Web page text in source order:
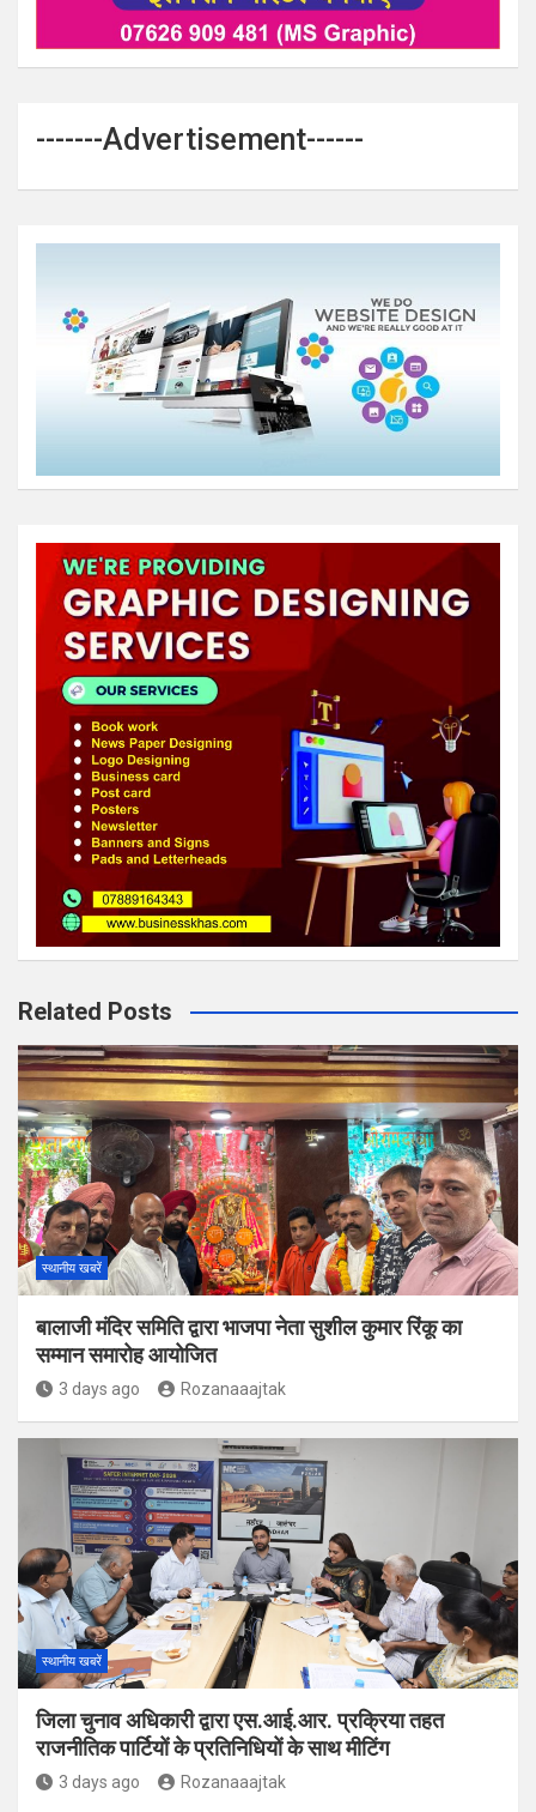
-------Advertisement------
Related Posts
स्थानीय खबरें
बालाजी मंदिर समिति द्वारा भाजपा नेता सुशील कुमार रिंकू का
सम्मान समारोह आयोजित
3 days ago Rozanaaajtak
स्थानीय खबरें
जिला चुनाव अधिकारी द्वारा एस.आई.आर. प्रक्रिया तहत
राजनीतिक पार्टियों के प्रतिनिधियों के साथ मीटिंग
3 days ago Rozanaaajtak